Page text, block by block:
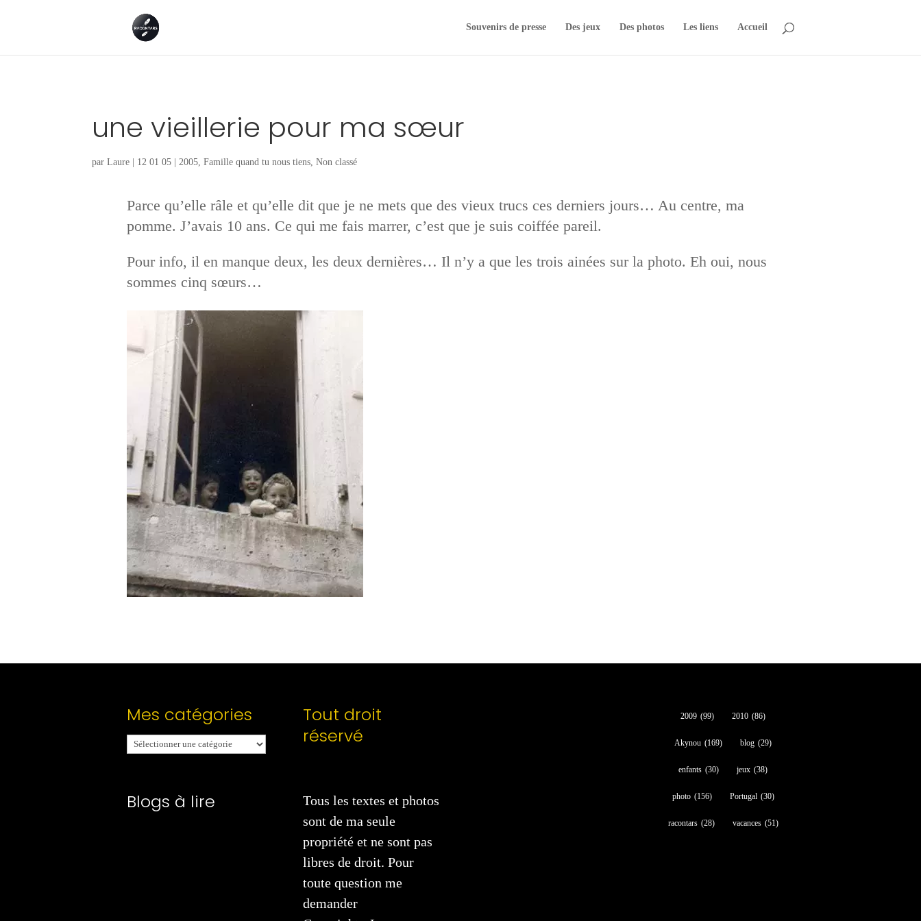
Souvenirs de presse Des jeux Des photos Les liens Accueil
une vieillerie pour ma sœur
parLaure | 12 01 05 | 2005 ,Famille quand tu nous tiens ,Non classé
Parce qu’elle râle et qu’elle dit que je ne mets que des vieux trucs ces derniers jours… Au centre, ma
pomme. J’avais 10 ans. Ce qui me fais marrer, c’est que je suis coiffée pareil.
Pour info, il en manque deux, les deux dernières… Il n’y a que les trois ainées sur la photo. Eh oui, nous
sommes cinq sœurs…
Mes catégories
Mes
catégories
Blogs à lire
Tout droit
réservé
Tous les textes et photos
sont de ma seule
propriété et ne sont pas
libres de droit. Pour
toute question me
demander
2009 (99) 2010 (86)
Akynou (169) blog (29)
enfants (30) jeux (38)
photo (156) Portugal (30)
racontars (28) vacances (51)